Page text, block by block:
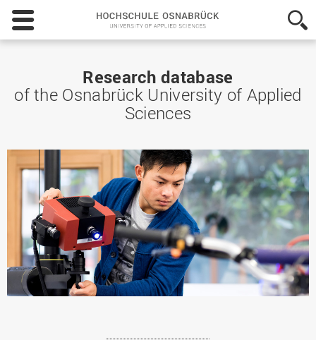
Hochschule
Osnabrück
-
Sciences
Research database
of the Osnabrück University of Applied
Sciences